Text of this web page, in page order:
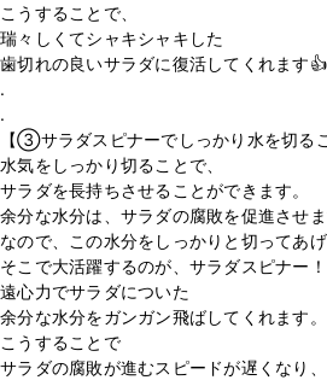
こうすることで、
瑞々しくてシャキシャキした
歯切れの良いサラダに復活してくれます👍
.
.
【③サラダスピナーでしっかり水を切るこ
水気をしっかり切ることで、
サラダを長持ちさせることができます。
余分な水分は、サラダの腐敗を促進させま
なので、この水分をしっかりと切ってあげ
そこで大活躍するのが、サラダスピナー！
遠心力でサラダについた
余分な水分をガンガン飛ばしてくれます。
こうすることで
サラダの腐敗が進むスピードが遅くなり、